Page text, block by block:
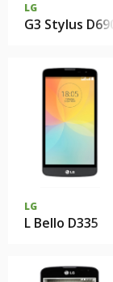
LG
G3 Stylus D690
LG
L Bello D335